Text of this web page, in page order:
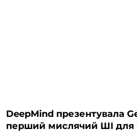
DeepMind презентувала
перший мислячий ШІ для